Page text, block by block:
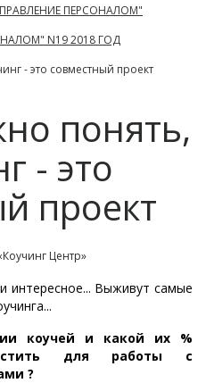
ПЕРСОНАЛОМ"
N19 2018 ГОД
- это совместный проект
понять,
- это
проект
Центр»
интересное... Выживут самые
коучей и какой их %
для работы с
?